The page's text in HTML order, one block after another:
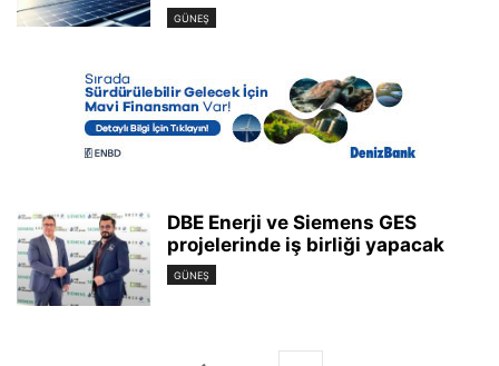
GÜNEŞ
DBE Enerji ve Siemens GES
projelerinde iş birliği yapacak
GÜNEŞ